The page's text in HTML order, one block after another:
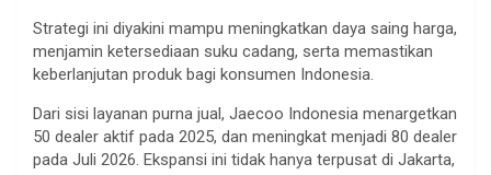
Strategi ini diyakini mampu meningkatkan daya saing harga,
menjamin ketersediaan suku cadang, serta memastikan
keberlanjutan produk bagi konsumen Indonesia.
Dari sisi layanan purna jual, Jaecoo Indonesia menargetkan
50 dealer aktif pada 2025, dan meningkat menjadi 80 dealer
pada Juli 2026. Ekspansi ini tidak hanya terpusat di Jakarta,